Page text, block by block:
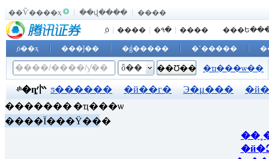
��Ѷ����ҳ ��վ���� ����
֤ȯ ���� �۹� ����
֤ȯ��ҳ ���ǰ�� �ǵ����� �ʽ�����
��ѡ��
�����ݻ���
ȫ�� �ҵ���ѡ��
ʵʱ�ȵ㣺 ƽ������ �й��г� Э�μ���
��������
��ֹɷ� ������� �ҵ���ѡ
����Ϊ���Ÿ���